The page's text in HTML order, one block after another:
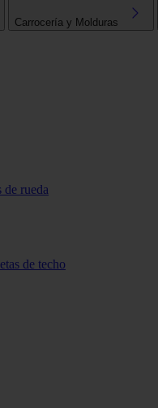
Carrocería y Molduras
rueda
de techo